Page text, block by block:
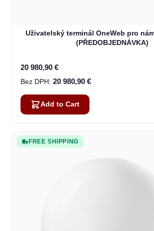
Uživatelský terminál OneWeb pro
(PŘEDOBJEDNÁVKA)
20 980,90 €
20 980,90 €
Add to Cart
FREE SHIPPING